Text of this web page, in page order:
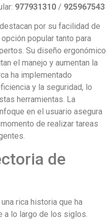
977931310 / 925967543
por su facilidad de
popular tanto para
Su diseño ergonómico
el manejo y aumentan la
ha implementado
y la seguridad, lo
herramientas. La
en el usuario asegura
de realizar tareas
de
rica historia que ha
a lo largo de los siglos.